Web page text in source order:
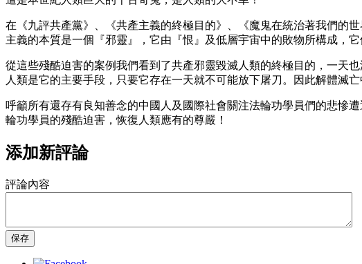
在《九評共產黨》、《共產主義的終極目的》、《魔鬼在統治著我們的
主義的本質是一個『邪靈』，它由『恨』及低層宇宙中的敗物所構成，
從這些殘酷迫害的案例我們看到了共產邪靈毀滅人類的終極目的，一天
人類是它的主要手段，只要它存在一天就不可能放下屠刀。因此解體滅
呼籲所有還存有良知善念的中國人及國際社會關注法輪功學員們的悲慘
輪功學員的殘酷迫害，恢復人類應有的尊嚴！
添加新評論
評論內容
保存